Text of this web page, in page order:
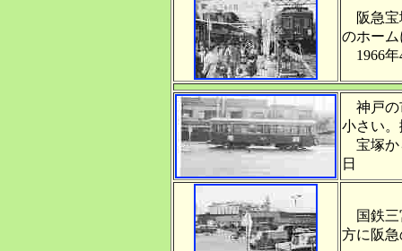
阪急宝
のホー
1966年
神戸の
小さい
宝塚か
日
国鉄三
方に阪